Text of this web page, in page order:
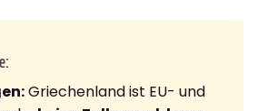
Griechenland ist EU- und